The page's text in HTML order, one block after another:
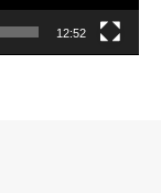
12:52